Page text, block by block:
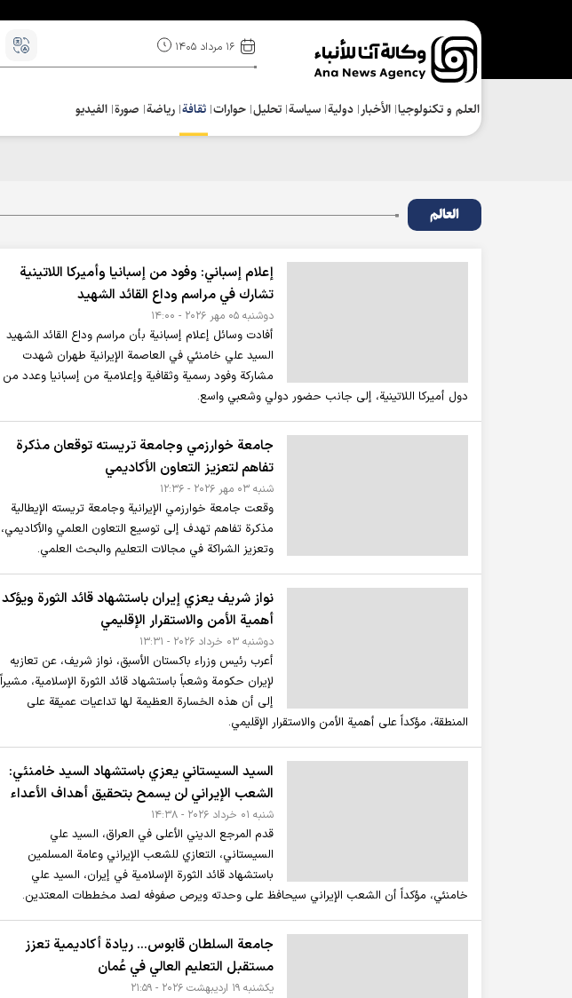
۱۶ مرداد ۱۴۰۵
العلم و تکنولوجیا الأخبار دولية سياسة تحلیل حوارات ثقافة رياضة صورة الفيديو
العالم
إعلام إسباني: وفود من إسبانيا وأميركا اللاتينية
تشارك في مراسم وداع القائد الشهيد
دوشنبه ۰۵ مهر ۲۰۲۶ - ۱۴:۰۰
أفادت وسائل إعلام إسبانية بأن مراسم وداع القائد الشهيد
السيد علي خامنئي في العاصمة الإيرانية طهران شهدت
مشاركة وفود رسمية وثقافية وإعلامية من إسبانيا وعدد من
دول أميركا اللاتينية، إلى جانب حضور دولي وشعبي واسع.
جامعة خوارزمي وجامعة تريسته توقعان مذكرة
تفاهم لتعزيز التعاون الأكاديمي
شنبه ۰۳ مهر ۲۰۲۶ - ۱۲:۳۶
وقعت جامعة خوارزمي الإيرانية وجامعة تريسته الإيطالية
مذكرة تفاهم تهدف إلى توسيع التعاون العلمي والأكاديمي،
وتعزيز الشراكة في مجالات التعليم والبحث العلمي.
نواز شريف يعزي إيران باستشهاد قائد الثورة ويؤكد
أهمية الأمن والاستقرار الإقليمي
دوشنبه ۰۳ خرداد ۲۰۲۶ - ۱۳:۳۱
أعرب رئيس وزراء باكستان الأسبق، نواز شريف، عن تعازيه
لإيران حكومة وشعباً باستشهاد قائد الثورة الإسلامية، مشيراً
إلى أن هذه الخسارة العظيمة لها تداعيات عميقة على
المنطقة، مؤكداً على أهمية الأمن والاستقرار الإقليمي.
السيد السيستاني يعزي باستشهاد السيد خامنئي:
الشعب الإيراني لن يسمح بتحقيق أهداف الأعداء
شنبه ۰۱ خرداد ۲۰۲۶ - ۱۴:۳۸
قدم المرجع الديني الأعلى في العراق، السيد علي
السيستاني، التعازي للشعب الإيراني وعامة المسلمين
باستشهاد قائد الثورة الإسلامية في إيران، السيد علي
خامنئي، مؤكداً أن الشعب الإيراني سيحافظ على وحدته ويرص صفوفه لصد مخططات المعتدين.
جامعة السلطان قابوس… ريادة أكاديمية تعزز
مستقبل التعليم العالي في عُمان
يکشنبه ۱۹ ارديبهشت ۲۰۲۶ - ۲۱:۵۹